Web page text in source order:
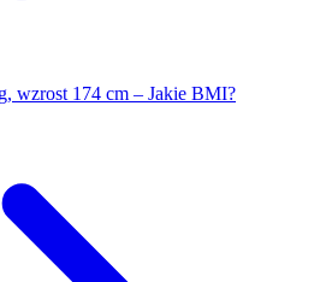
wzrost 174 cm – Jakie BMI?